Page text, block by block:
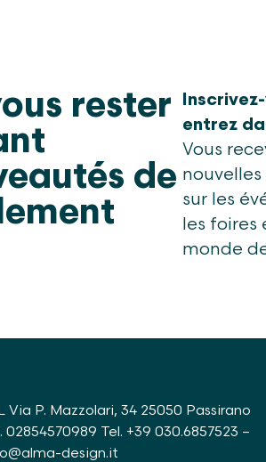
rester
de
entrez
Vous
sur les
les foires
monde
Via P. Mazzolari, 34 25050 Passirano
02854570989 Tel. +39 030.6857523 –
design.it